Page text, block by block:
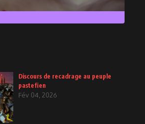
Discours de recadrage au peuple
pastefien
Fév 04, 2026